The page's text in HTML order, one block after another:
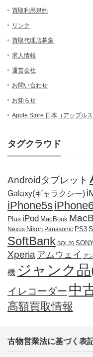
買取利用規約
リンク
買取代理店募集
求人情報
運営会社
お問い合わせ
お知らせ
Apple Store 日本（アップル
タグクラウド
Androidタブレット
Galaxy(ギャラクシー)
iPhone5s
Plus iPod MacBook
Nexus Nikon Panasonic PS3
SoftBank SOL26
Xperia アムウェイ ア
機 ジャンク
イレコーダー 中
高額買取情報
古物営業法に基づく表